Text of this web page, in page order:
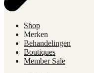
Shop
Merken
Behandelingen
Boutiques
Member Sale